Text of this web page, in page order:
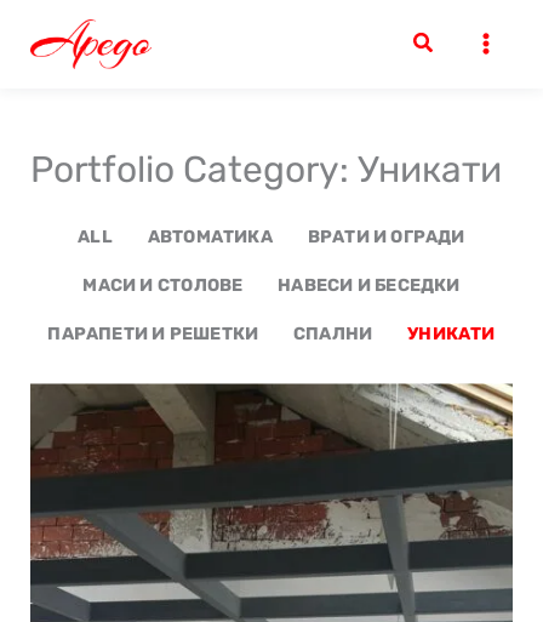
Portfolio Category: Уникати
ALL АВТОМАТИКА ВРАТИ И ОГРАДИ
МАСИ И СТОЛОВЕ НАВЕСИ И БЕСЕДКИ
ПАРАПЕТИ И РЕШЕТКИ СПАЛНИ УНИКАТИ